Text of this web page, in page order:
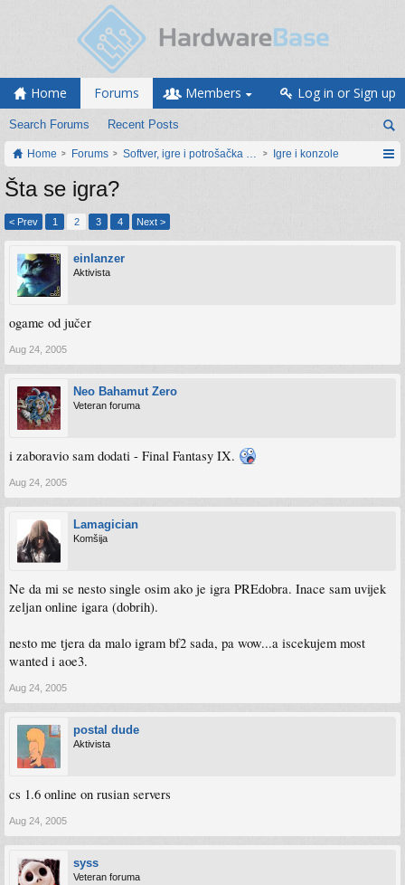
Home Forums
Search Forums Recent Posts
Members Log in or Sign up
Home Forums Softver, igre i potrošačka elektronikaIgre i konzole
Šta se igra?
< Prev 1 2 3 4 Next >
einlanzer
Aktivista
ogame od jučer
Aug 24, 2005
Neo Bahamut Zero
Veteran foruma
i zaboravio sam dodati - Final Fantasy IX.
Aug 24, 2005
Lamagician
Komšija
Ne da mi se nesto single osim ako je igra PREdobra. Inace sam uvijek
zeljan online igara (dobrih).
nesto me tjera da malo igram bf2 sada, pa wow...a iscekujem most
wanted i aoe3.
Aug 24, 2005
postal dude
Aktivista
cs 1.6 online on rusian servers
Aug 24, 2005
syss
Veteran foruma